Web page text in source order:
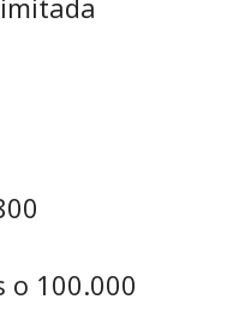
o 100.000